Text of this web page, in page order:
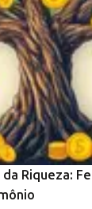
Riqueza: